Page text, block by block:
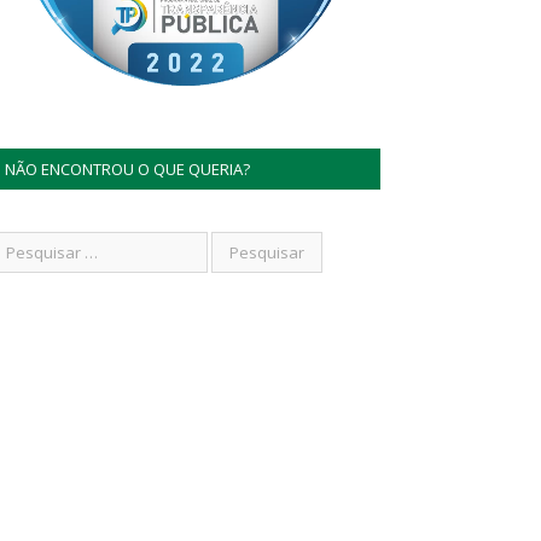
NÃO ENCONTROU O QUE QUERIA?